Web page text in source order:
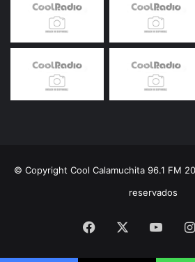
© Copyright Cool Calamuchita 96.1 FM
reservados
Facebook